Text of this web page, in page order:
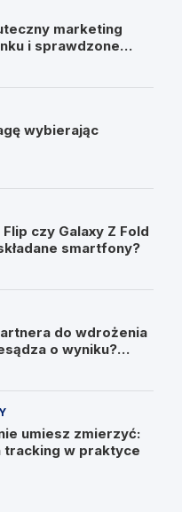
marketing
i sprawdzone
wybierając
czy Galaxy Z Fold
smartfony?
do wdrożenia
o wyniku?
CEO
umiesz zmierzyć:
w praktyce